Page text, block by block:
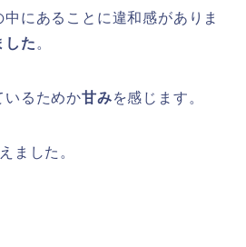
にあることに違和感がありま
した 。
いるためか甘みを感じます。
ました。